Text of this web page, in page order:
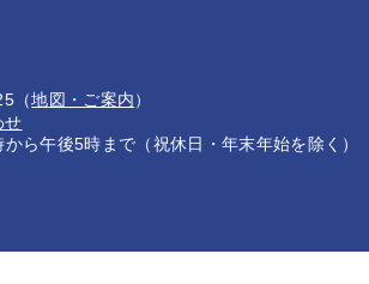
（地図・ご案内）
せ
ら午後5時まで（祝休日・年末年始を除く）